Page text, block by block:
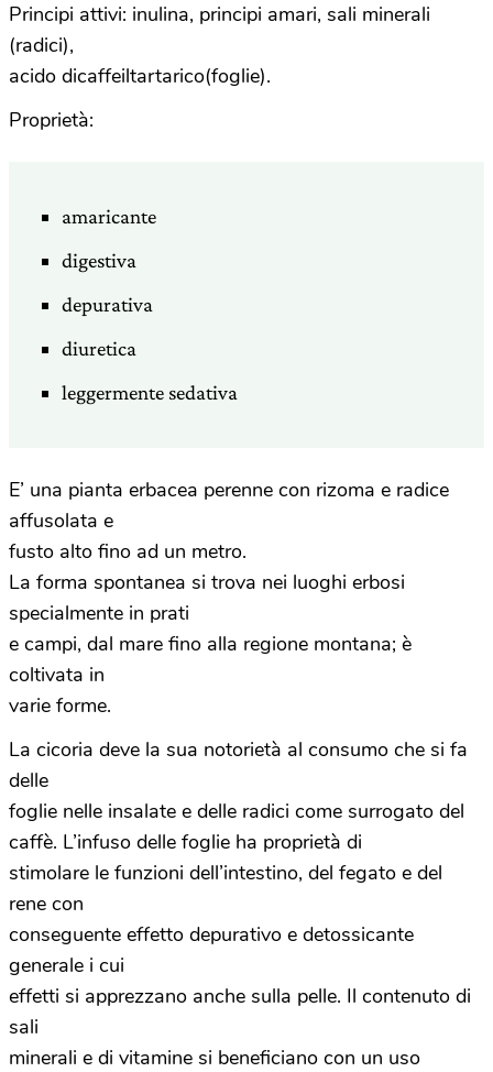
Principi attivi: inulina, principi amari, sali minerali
(radici),
acido dicaffeiltartarico(foglie).
Proprietà:
amaricante
digestiva
depurativa
diuretica
leggermente sedativa
E’ una pianta erbacea perenne con rizoma e radice
affusolata e
fusto alto fino ad un metro.
La forma spontanea si trova nei luoghi erbosi
specialmente in prati
e campi, dal mare fino alla regione montana; è
coltivata in
varie forme.
La cicoria deve la sua notorietà al consumo che si fa
delle
foglie nelle insalate e delle radici come surrogato del
caffè. L’infuso delle foglie ha proprietà di
stimolare le funzioni dell’intestino, del fegato e del
rene con
conseguente effetto depurativo e detossicante
generale i cui
effetti si apprezzano anche sulla pelle. Il contenuto di
sali
minerali e di vitamine si beneficiano con un uso